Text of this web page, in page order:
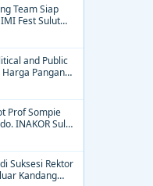
Team Siap
Fest Sulut
and Public
Harga Pangan
Budi Santoso
Prof Sompie
INAKOR Sulut
Bongkar
Suksesi Rektor
Kandang